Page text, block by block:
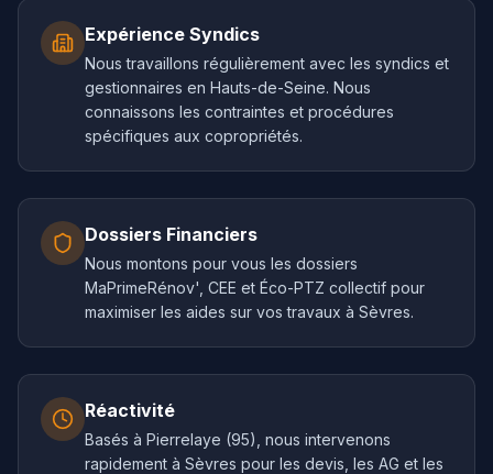
Expérience Syndics
Nous travaillons régulièrement avec les syndics et
gestionnaires en Hauts-de-Seine. Nous
connaissons les contraintes et procédures
spécifiques aux copropriétés.
Dossiers Financiers
Nous montons pour vous les dossiers
MaPrimeRénov', CEE et Éco-PTZ collectif pour
maximiser les aides sur vos travaux à Sèvres.
Réactivité
Basés à Pierrelaye (95), nous intervenons
rapidement à Sèvres pour les devis, les AG et les